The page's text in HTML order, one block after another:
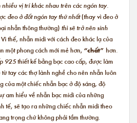
vị trí khác nhau trên các ngón tay.
đeo ở đốt ngón tay thứ nhất(thay vì đeo ở
nhẫn thông thường) thì sẽ trở nên sinh
Vì thế, nhẫn midi với cách đeo khác lạ của
một phong cách mới mẻ hơn, “chất” hơn.
925thiết kế bằng bạc cao cấp, được làm
tay các thợ lành nghề cho nên nhẫn luôn
của một chiếc nhẫn bạc ở độ sáng, độ
am hiểu về nhẫn bạc midi của những
tế, sẽ tạo ra những chiếc nhẫn midi theo
trọng chứ không phải tầm thường.